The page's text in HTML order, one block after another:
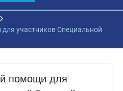
участников Специальной
помощи для